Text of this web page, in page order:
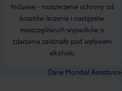
Inclusive - rozszerzenie ochrony od
kosztów leczenia i następstw
nieszczęśliwych wypadków o
zdarzenia zaistniałe pod wpływem
alkoholu
Dane Mondial Assistance